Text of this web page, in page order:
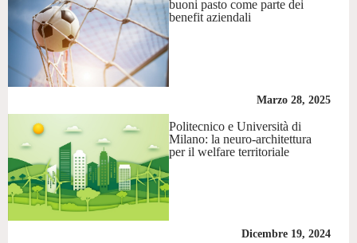
buoni pasto come parte dei
benefit aziendali
Marzo 28, 2025
Politecnico e Università di
Milano: la neuro-architettura
per il welfare territoriale
Dicembre 19, 2024